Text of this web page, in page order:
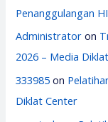
Penanggulangan
Administrator on
2026 – Media
333985 on
Diklat Center